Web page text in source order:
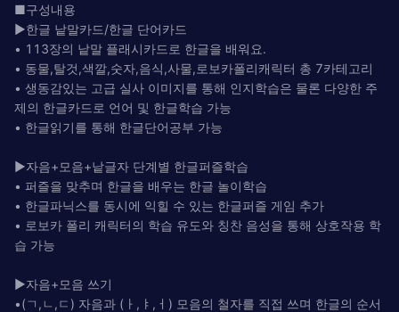
■구성내용
▶한글 낱말카드/한글 단어카드
• 113장의 낱말 플래시카드로 한글을 배워요.
• 동물,탈것,색깔,숫자,음식,사물,로보카폴리캐릭터 총 7카테고리
• 생동감있는 고급 실사 이미지를 통해 인지학습은 물론 다양한 주
제의 한글카드로 언어 및 한글학습 가능
• 한글읽기를 통해 한글단어공부 가능
▶자음+모음+낱글자 단계별 한글퍼즐학습
• 퍼즐을 맞추며 한글을 배우는 한글 놀이학습
• 한글파닉스를 동시에 익힐 수 있는 한글퍼즐 게임 추가
• 로보카 폴리 캐릭터의 학습 유도와 칭찬 음성을 통해 상호작용 학
습 가능
▶자음+모음 쓰기
•(ㄱ,ㄴ,ㄷ) 자음과 (ㅏ,ㅑ,ㅓ) 모음의 철자를 직접 쓰며 한글의 순서